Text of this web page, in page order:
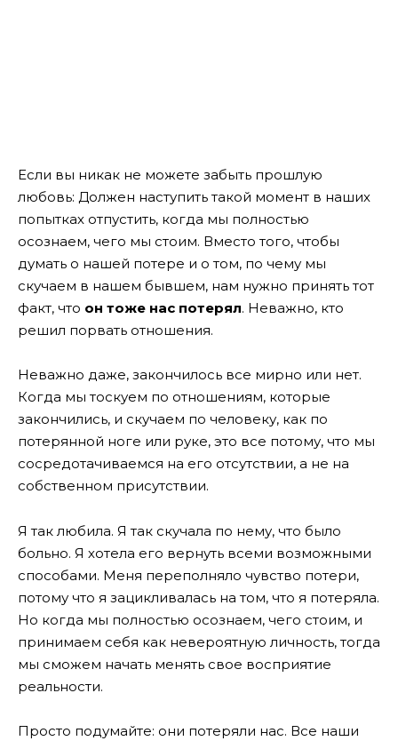
Если вы никак не можете забыть прошлую
любовь: Должен наступить такой момент в наших
попытках отпустить, когда мы полностью
осознаем, чего мы стоим. Вместо того, чтобы
думать о нашей потере и о том, по чему мы
скучаем в нашем бывшем, нам нужно принять тот
факт, что он тоже нас потерял. Неважно, кто
решил порвать отношения.
Неважно даже, закончилось все мирно или нет.
Когда мы тоскуем по отношениям, которые
закончились, и скучаем по человеку, как по
потерянной ноге или руке, это все потому, что мы
сосредотачиваемся на его отсутствии, а не на
собственном присутствии.
Я так любила. Я так скучала по нему, что было
больно. Я хотела его вернуть всеми возможными
способами. Меня переполняло чувство потери,
потому что я зацикливалась на том, что я потеряла.
Но когда мы полностью осознаем, чего стоим, и
принимаем себя как невероятную личность, тогда
мы сможем начать менять свое восприятие
реальности.
Просто подумайте: они потеряли нас. Все наши